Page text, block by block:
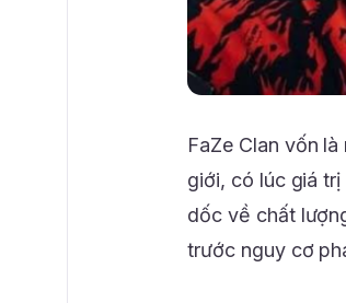
FaZe Clan vốn
giới, có lúc giá trị
dốc về chất
trước nguy cơ